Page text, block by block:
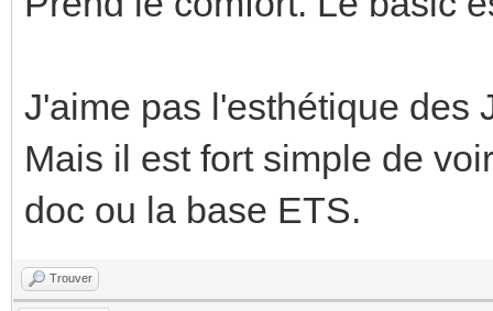
J'aime pas l'esthétique des
Mais il est fort simple de
doc ou la base ETS.
Trouver